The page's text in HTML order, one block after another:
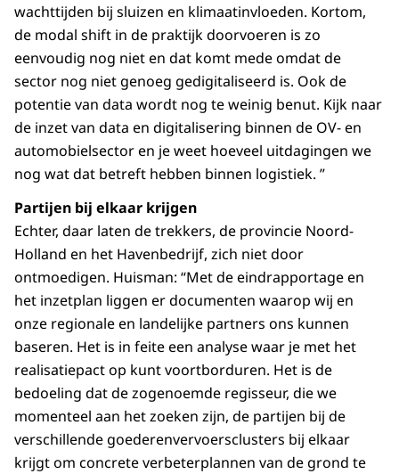
wachttijden bij sluizen en klimaatinvloeden. Kortom,
de modal shift in de praktijk doorvoeren is zo
eenvoudig nog niet en dat komt mede omdat de
sector nog niet genoeg gedigitaliseerd is. Ook de
potentie van data wordt nog te weinig benut. Kijk naar
de inzet van data en digitalisering binnen de OV- en
automobielsector en je weet hoeveel uitdagingen we
nog wat dat betreft hebben binnen logistiek. ”
Partijen bij elkaar krijgen
Echter, daar laten de trekkers, de provincie Noord-
Holland en het Havenbedrijf, zich niet door
ontmoedigen. Huisman: “Met de eindrapportage en
het inzetplan liggen er documenten waarop wij en
onze regionale en landelijke partners ons kunnen
baseren. Het is in feite een analyse waar je met het
realisatiepact op kunt voortborduren. Het is de
bedoeling dat de zogenoemde regisseur, die we
momenteel aan het zoeken zijn, de partijen bij de
verschillende goederenvervoersclusters bij elkaar
krijgt om concrete verbeterplannen van de grond te